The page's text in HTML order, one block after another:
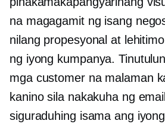
na magagamit ng isang
nilang propesyonal at
ng iyong kumpanya.
mga customer na malaman
kanino sila nakakuha ng
siguraduhing isama ang